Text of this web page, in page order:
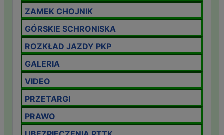
ZAMEK CHOJNIK
GÓRSKIE SCHRONISKA
ROZKŁAD JAZDY PKP
GALERIA
VIDEO
PRZETARGI
PRAWO